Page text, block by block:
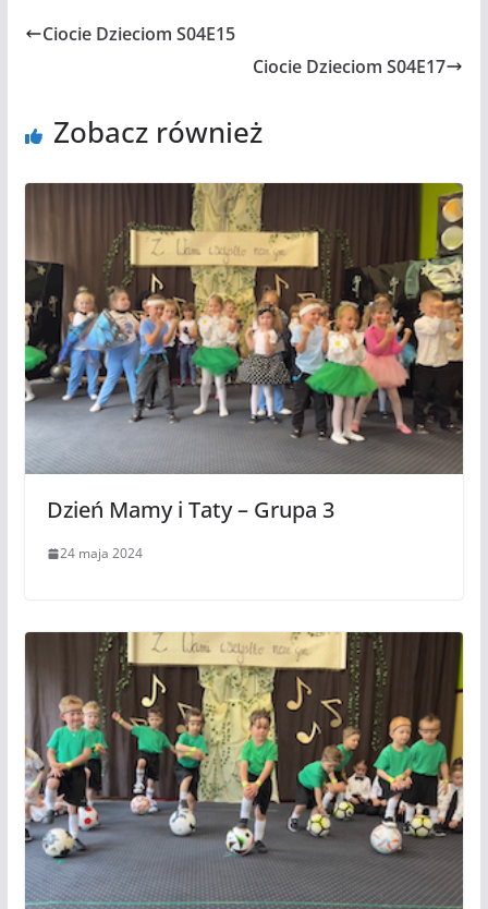
Ciocie Dzieciom S04E15
Ciocie Dzieciom S04E17
Zobacz również
Dzień Mamy i Taty – Grupa 3
24 maja 2024